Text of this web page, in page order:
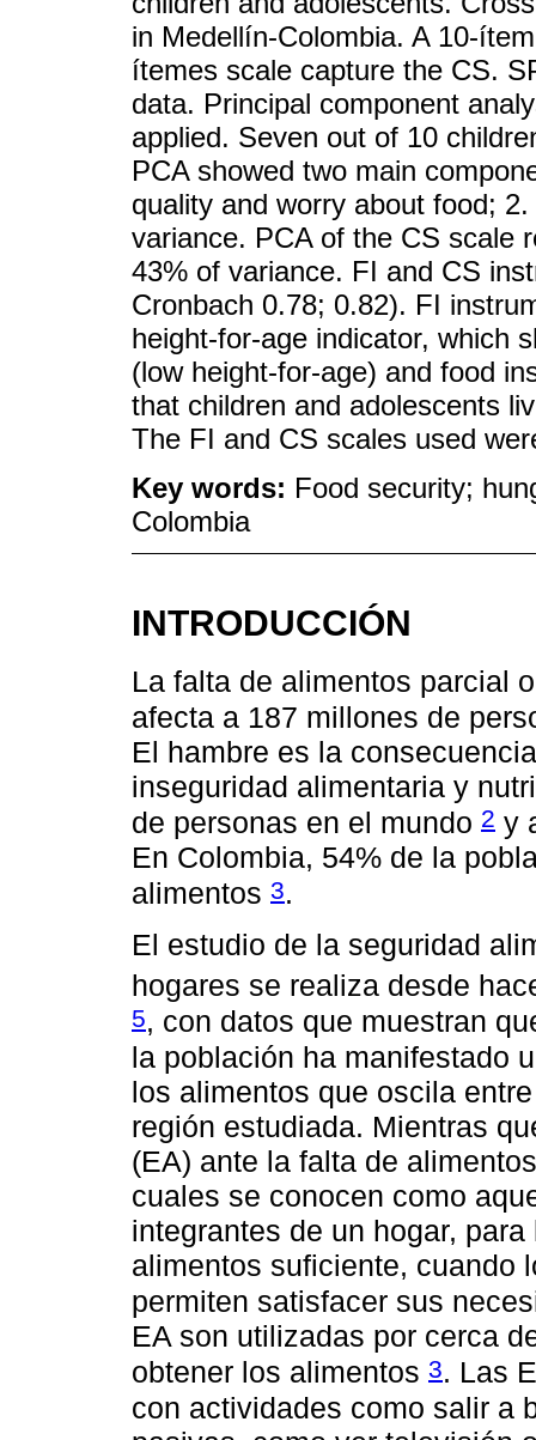
in Medellín-Colombia. A 10-
ítemes scale capture the CS.
data. Principal component
applied. Seven out of 10
PCA showed two main
quality and worry about food;
variance. PCA of the CS scale
43% of variance. FI and CS
Cronbach 0.78; 0.82). FI
height-for-age indicator, which
(low height-for-age) and food
that children and adolescents
The FI and CS scales used
Key words: Food security;
Colombia
INTRODUCCIÓN
La falta de alimentos parcial
afecta a 187 millones de
El hambre es la
inseguridad alimentaria y
de personas en el mundo 2 y
En Colombia, 54% de la
alimentos 3.
El estudio de la seguridad
hogares se realiza desde
5, con datos que muestran
la población ha manifestado
los alimentos que oscila
región estudiada. Mientras
(EA) ante la falta de
cuales se conocen como
integrantes de un hogar,
alimentos suficiente, cuando
permiten satisfacer sus
EA son utilizadas por cerca
obtener los alimentos 3. Las
con actividades como salir a